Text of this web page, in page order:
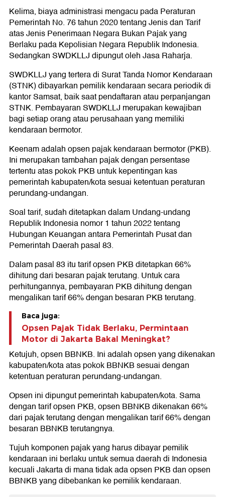
Kelima, biaya administrasi mengacu pada Peraturan
Pemerintah No. 76 tahun 2020 tentang Jenis dan Tarif
atas Jenis Penerimaan Negara Bukan Pajak yang
Berlaku pada Kepolisian Negara Republik Indonesia.
Sedangkan SWDKLLJ dipungut oleh Jasa Raharja.
SWDKLLJ yang tertera di Surat Tanda Nomor Kendaraan
(STNK) dibayarkan pemilik kendaraan secara periodik di
kantor Samsat, baik saat pendaftaran atau perpanjangan
STNK. Pembayaran SWDKLLJ merupakan kewajiban
bagi setiap orang atau perusahaan yang memiliki
kendaraan bermotor.
Keenam adalah opsen pajak kendaraan bermotor (PKB).
Ini merupakan tambahan pajak dengan persentase
tertentu atas pokok PKB untuk kepentingan kas
pemerintah kabupaten/kota sesuai ketentuan peraturan
perundang-undangan.
Soal tarif, sudah ditetapkan dalam Undang-undang
Republik Indonesia nomor 1 tahun 2022 tentang
Hubungan Keuangan antara Pemerintah Pusat dan
Pemerintah Daerah pasal 83.
Dalam pasal 83 itu tarif opsen PKB ditetapkan 66%
dihitung dari besaran pajak terutang. Untuk cara
perhitungannya, pembayaran PKB dihitung dengan
mengalikan tarif 66% dengan besaran PKB terutang.
Baca juga:
Opsen Pajak Tidak Berlaku, Permintaan
Motor di Jakarta Bakal Meningkat?
Ketujuh, opsen BBNKB. Ini adalah opsen yang dikenakan
kabupaten/kota atas pokok BBNKB sesuai dengan
ketentuan peraturan perundang-undangan.
Opsen ini dipungut pemerintah kabupaten/kota. Sama
dengan tarif opsen PKB, opsen BBNKB dikenakan 66%
dari pajak terutang dengan mengalikan tarif 66% dengan
besaran BBNKB terutangnya.
Tujuh komponen pajak yang harus dibayar pemilik
kendaraan ini berlaku untuk semua daerah di Indonesia
kecuali Jakarta di mana tidak ada opsen PKB dan opsen
BBNKB yang dibebankan ke pemilik kendaraan.